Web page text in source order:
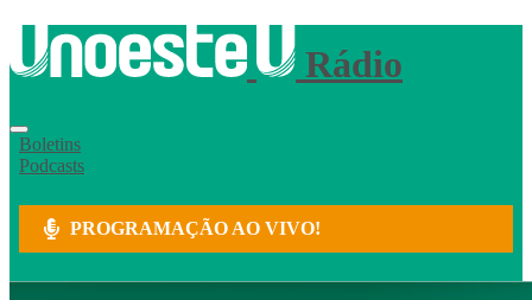
Rádio
Boletins
Podcasts
PROGRAMAÇÃO AO VIVO!